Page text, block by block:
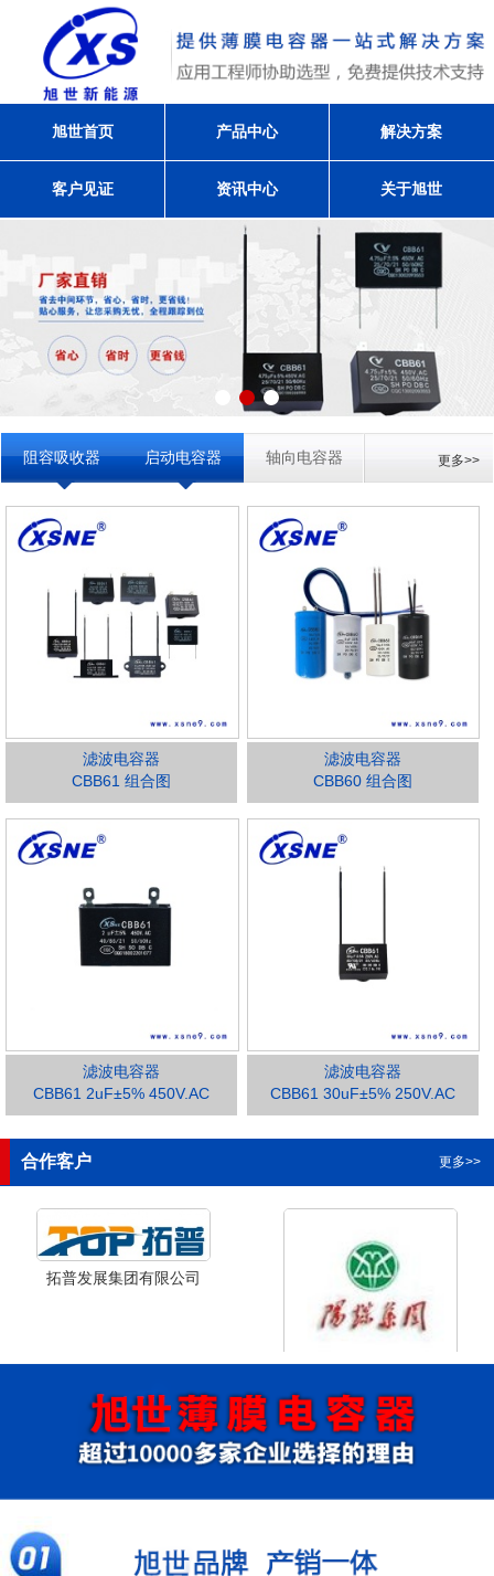
旭世首页 产品中心 解决方案
客户见证 资讯中心 关于旭世
阻容吸收器 启动电容器 轴向电容器 更多>>
滤波电容器
CBB61 组合图
滤波电容器
CBB60 组合图
滤波电容器
CBB61 2uF±5% 450V.AC
滤波电容器
CBB61 30uF±5% 250V.AC
合作客户 更多>>
拓普发展集团有限公司
山西省阳泉市阳泉煤业集团